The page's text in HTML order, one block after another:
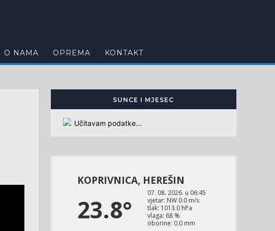
O NAMA OPREMA KONTAKT
SUNCE I MJESEC
Učitavam podatke...